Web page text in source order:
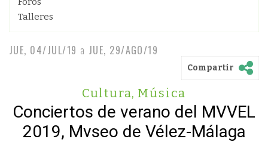
Talleres
JUE, 04/JUL/19 a JUE, 29/AGO/19
Compartir
Cultura, Música
Conciertos de verano del MVVEL
2019, Mvseo de Vélez-Málaga